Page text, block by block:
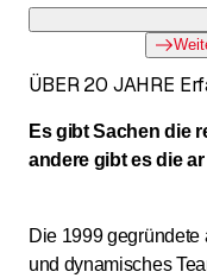
ÜBER 20 JAHRE
Es gibt Sachen die
andere gibt es die
Die 1999
und dynamisches